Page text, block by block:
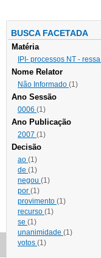
BUSCA FACETADA
Matéria
IPI- processos NT - ressa
Nome Relator
Não Informado (1)
Ano Sessão
0006 (1)
Ano Publicação
2007 (1)
Decisão
ao (1)
de (1)
negou (1)
por (1)
provimento (1)
recurso (1)
se (1)
unanimidade (1)
votos (1)